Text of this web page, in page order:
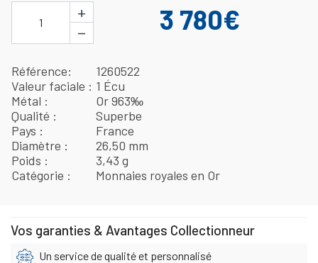
1
+
−
3 780€
Référence
1260522
Valeur faciale
1 Écu
Métal
Or 963‰
Qualité
Superbe
Pays
France
Diamètre
26,50 mm
Poids
3,43 g
Catégorie
Monnaies royales en Or
Vos garanties & Avantages Collectionneur
Un service de qualité et personnalisé